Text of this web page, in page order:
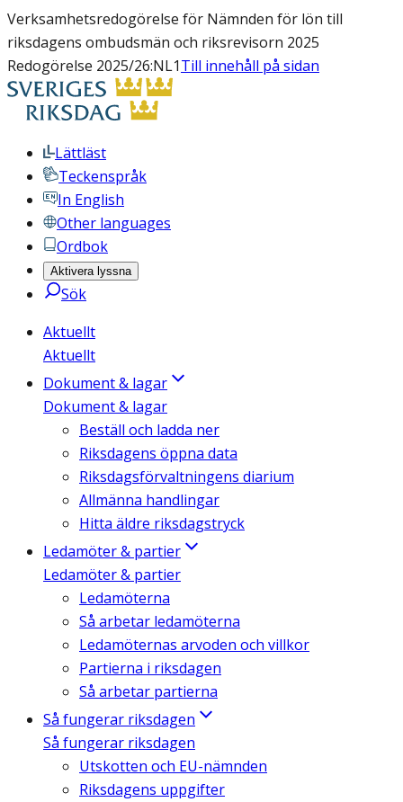
Verksamhetsredogörelse för Nämnden för lön till
riksdagens ombudsmän och riksrevisorn 2025
Redogörelse 2025/26:NL1Till innehåll på sidan
Lättläst
Teckenspråk
In English
Other languages
Ordbok
Aktivera lyssna
Sök
Aktuellt
Aktuellt
Dokument & lagar
Dokument & lagar
Beställ och ladda ner
Riksdagens öppna data
Riksdagsförvaltningens diarium
Allmänna handlingar
Hitta äldre riksdagstryck
Ledamöter & partier
Ledamöter & partier
Ledamöterna
Så arbetar ledamöterna
Ledamöternas arvoden och villkor
Partierna i riksdagen
Så arbetar partierna
Så fungerar riksdagen
Så fungerar riksdagen
Utskotten och EU-nämnden
Riksdagens uppgifter